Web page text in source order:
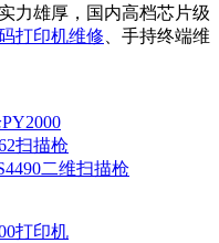
力雄厚，国内高档芯片级
打印机维修 、手持终端维
扫描枪
二维扫描枪
打印机